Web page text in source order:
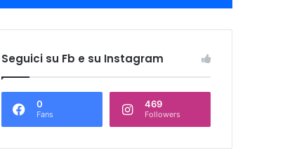
Seguici su Fb e su Instagram
0
Fans
469
Followers